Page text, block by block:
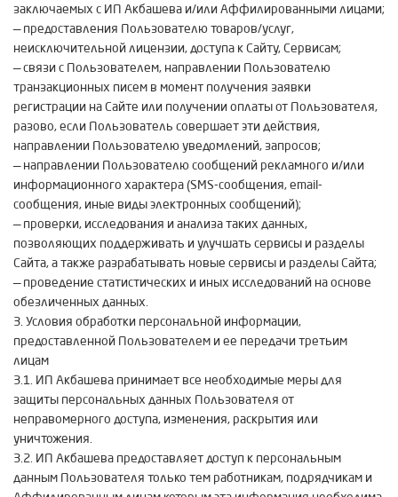
заключаемых с ИП Акбашева и/или Аффилированными лицами;
— предоставления Пользователю товаров/услуг,
неисключительной лицензии, доступа к Сайту, Сервисам;
— связи с Пользователем, направлении Пользователю
транзакционных писем в момент получения заявки
регистрации на Сайте или получении оплаты от Пользователя,
разово, если Пользователь совершает эти действия,
направлении Пользователю уведомлений, запросов;
— направлении Пользователю сообщений рекламного и/или
информационного характера (SMS-сообщения, email-
сообщения, иные виды электронных сообщений);
— проверки, исследования и анализа таких данных,
позволяющих поддерживать и улучшать сервисы и разделы
Сайта, а также разрабатывать новые сервисы и разделы Сайта;
— проведение статистических и иных исследований на основе
обезличенных данных.
3. Условия обработки персональной информации,
предоставленной Пользователем и ее передачи третьим
лицам
3.1. ИП Акбашева принимает все необходимые меры для
защиты персональных данных Пользователя от
неправомерного доступа, изменения, раскрытия или
уничтожения.
3.2. ИП Акбашева предоставляет доступ к персональным
данным Пользователя только тем работникам, подрядчикам и